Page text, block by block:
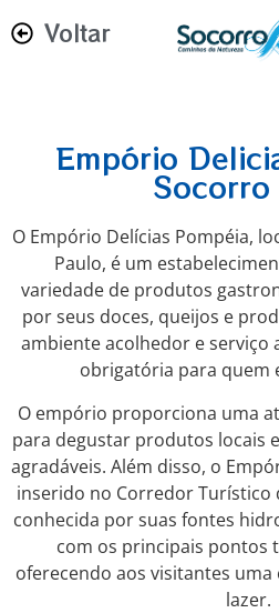
Voltar
Empório
Socorro
O Empório Delícias Pompéia,
Paulo, é um
variedade de produtos
por seus doces, queijos e
ambiente acolhedor e serviço
obrigatória para quem
O empório proporciona uma
para degustar produtos locais
agradáveis. Além disso, o
inserido no Corredor Turístico
conhecida por suas fontes
com os principais pontos
oferecendo aos visitantes
lazer.